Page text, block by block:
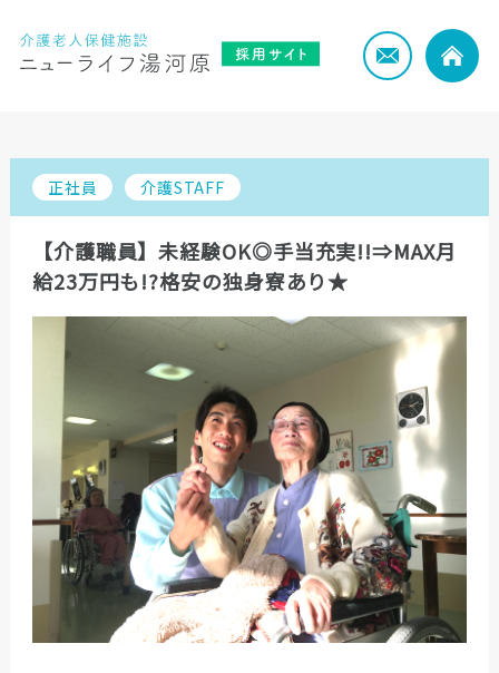
正社員 介護STAFF
【介護職員】未経験OK◎手当充実!!⇒MAX月
給23万円も!?格安の独身寮あり★